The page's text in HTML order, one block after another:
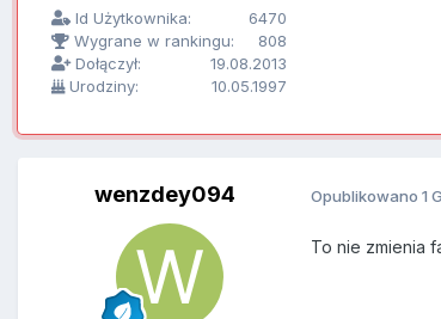
Id Użytkownika:
6470
Wygrane w rankingu:
808
Dołączył:
19.08.2013
Urodziny:
10.05.1997
wenzdey094 Opublikowano 1
To nie zmienia